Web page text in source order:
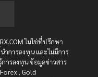
ไม่ใช่ที่ปรึกษา
ำการลงทุน และไม่มีการ
ารลงทุน ข้อมูลข่าวสาร
, Gold